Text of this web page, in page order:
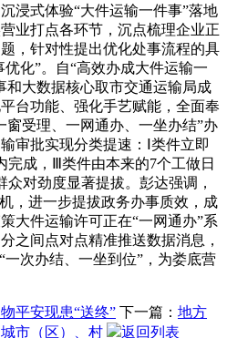
浸式体验“大件运输一件事”落地
业打点各环节，沉点梳理企业正
，针对性提出优化处事流程的具
化”。自“高效办成大件运输一
和大数据核心取市交通运输局成
台功能、强化手艺赋能，全面奉
窗受理、一网通办、一坐办结”办
审批实现分类提速：Ⅰ类件立即
完成，Ⅲ类件由本来的7个工做日
对劲度显著提拔。彭达强调，
，进一步提拔政务办事质效，成
大件运输许可正在“一网通办”系
之间点对点精准推送数据消息，
一次办结、一坐到位”，为娄底营
平安现患“送终” 下一篇： 地方
市（区）、村
返回列表